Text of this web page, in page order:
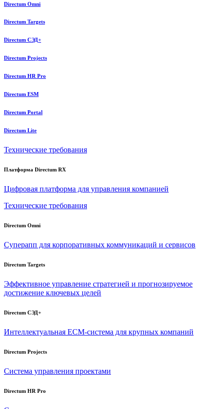
Directum Omni
Directum Targets
Directum СЭД+
Directum Projects
Directum HR Pro
Directum ESM
Directum Portal
Directum Lite
Технические требования
Платформа Directum RX
Цифровая платформа для управления компанией
Технические требования
Directum Omni
Суперапп для корпоративных коммуникаций и сервисов
Directum Targets
Эффективное управление стратегией и прогнозируемое
достижение ключевых целей
Directum СЭД+
Интеллектуальная ECM-система для крупных компаний
Directum Projects
Система управления проектами
Directum HR Pro